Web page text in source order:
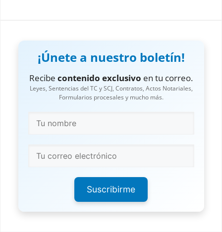
¡Únete a nuestro boletín!
Recibe contenido exclusivo en tu correo.
Leyes, Sentencias del TC y SCJ, Contratos, Actos Notariales,
Formularios procesales y mucho más.
Suscribirme